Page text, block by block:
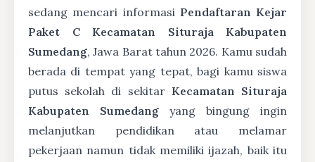
sedang mencari informasi Pendaftaran Kejar
Paket C Kecamatan Situraja Kabupaten
Sumedang, Jawa Barat tahun 2026. Kamu sudah
berada di tempat yang tepat, bagi kamu siswa
putus sekolah di sekitar Kecamatan Situraja
Kabupaten Sumedang yang bingung ingin
melanjutkan pendidikan atau melamar
pekerjaan namun tidak memiliki ijazah, baik itu